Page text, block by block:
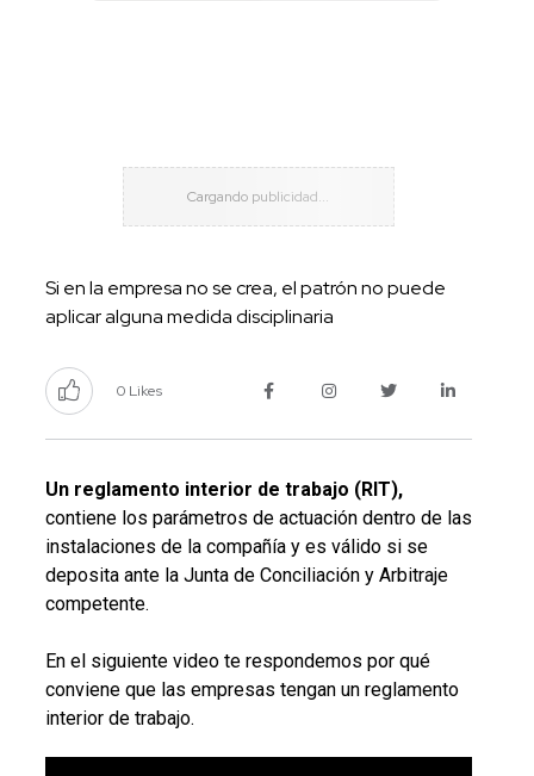
Si en la empresa no se crea, el patrón no puede
aplicar alguna medida disciplinaria
0 Likes
Un reglamento interior de trabajo (RIT),
contiene los parámetros de actuación dentro de las
instalaciones de la compañía y es válido si se
deposita ante la Junta de Conciliación y Arbitraje
competente.
En el siguiente video te respondemos por qué
conviene que las empresas tengan un reglamento
interior de trabajo.